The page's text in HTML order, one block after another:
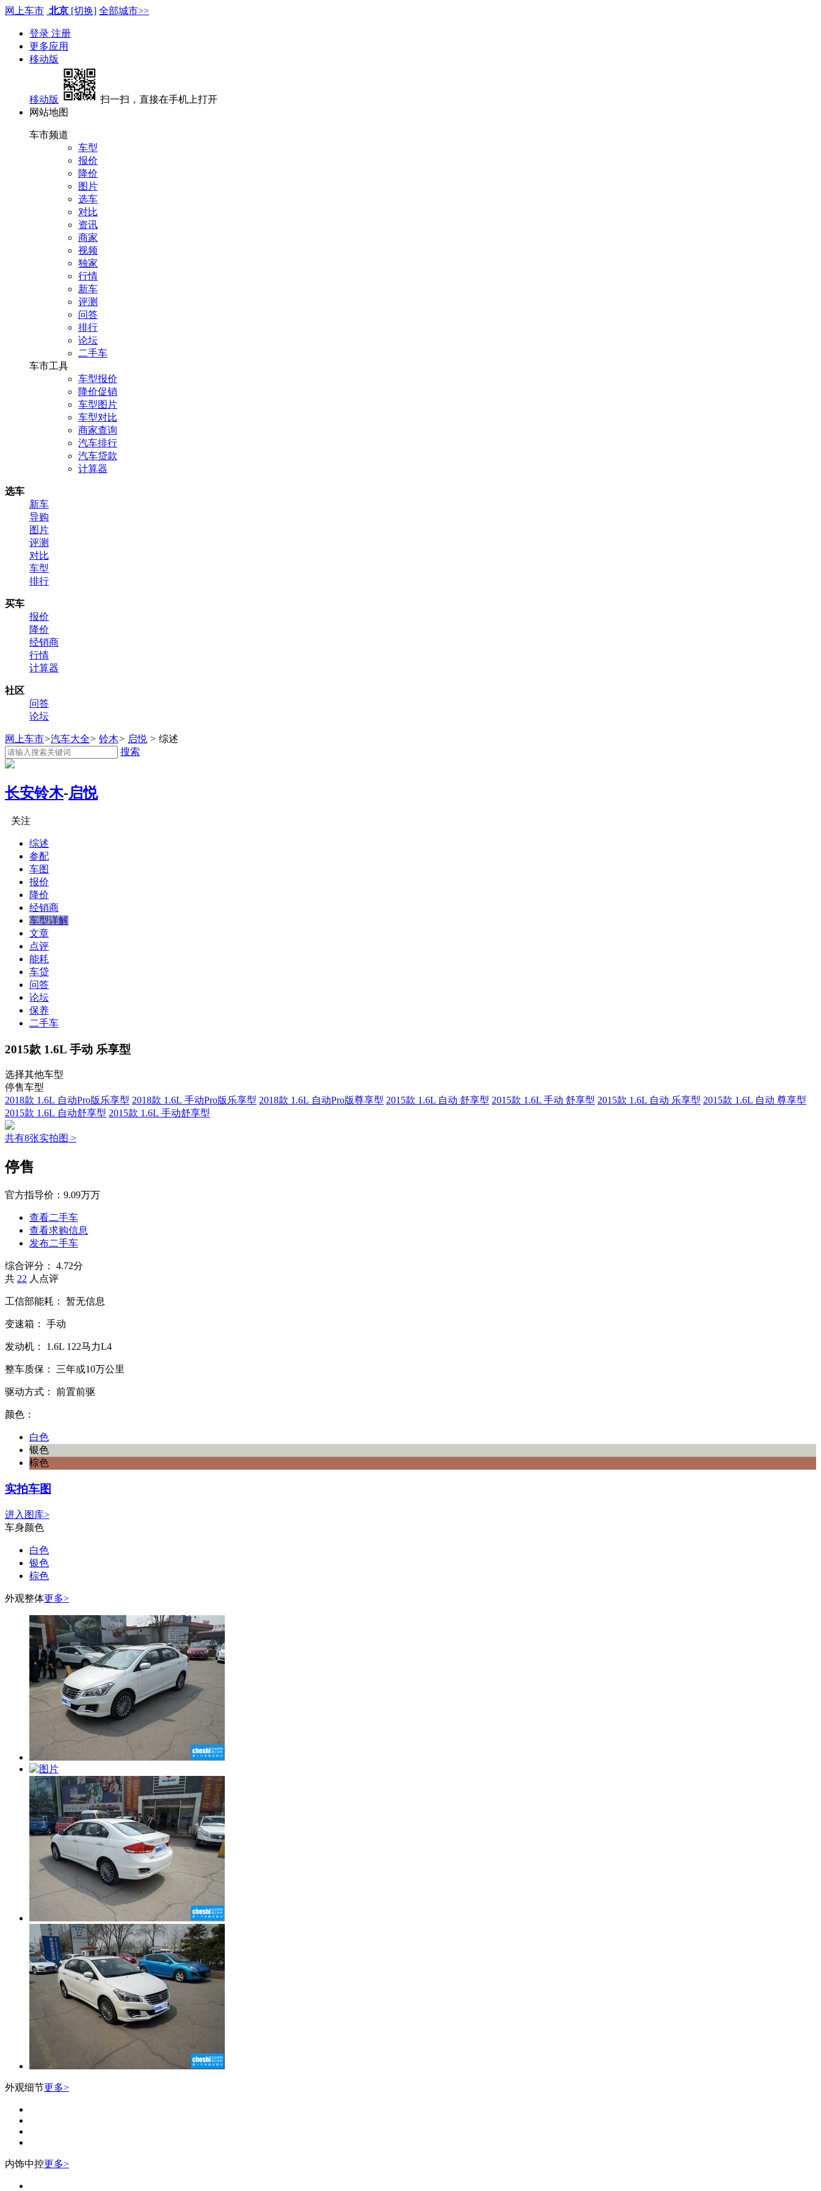
网上车市 北京 [切换] 全部城市>>
登录 注册
更多应用
移动版
移动版
扫一扫，直接在手机上打开
网站地图
车市频道
车型
报价
降价
图片
选车
对比
资讯
商家
视频
独家
行情
新车
评测
问答
排行
论坛
二手车
车市工具
车型报价
降价促销
车型图片
车型对比
商家查询
汽车排行
汽车贷款
计算器
选车
新车
导购
图片
评测
对比
车型
排行
买车
报价
降价
经销商
行情
计算器
社区
问答
论坛
网上车市>汽车大全> 铃木> 启悦 > 综述
搜索
长安铃木-启悦
关注
综述
参配
车图
报价
降价
经销商
车型详解
文章
点评
能耗
车贷
问答
论坛
保养
二手车
2015款 1.6L 手动 乐享型
选择其他车型
停售车型
2018款 1.6L 自动Pro版乐享型 2018款 1.6L 手动Pro版乐享型 2018款 1.6L 自动Pro版尊享型 2015款 1.6L 自动 舒享型 2015款 1.6L 手动 舒享型 2015款 1.6L 自动 乐享型 2015款 1.6L 自动 尊享型
2015款 1.6L 自动舒享型 2015款 1.6L 手动舒享型
共有8张实拍图 >
停售
官方指导价： 9.09万万
查看二手车
查看求购信息
发布二手车
综合评分：
4.72分
共 22 人点评
工信部能耗： 暂无信息
变速箱： 手动
发动机： 1.6L 122马力L4
整车质保： 三年或10万公里
驱动方式： 前置前驱
颜色：
白色
银色
棕色
实拍车图
进入图库>
车身颜色
白色
银色
棕色
外观整体更多>
外观细节更多>
内饰中控更多>